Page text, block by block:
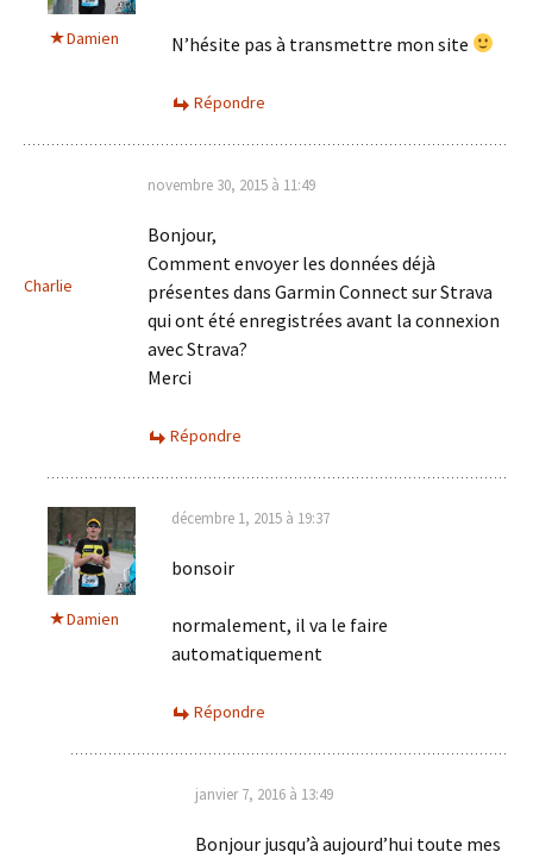
Damien N’hésite pas à transmettre mon site
Répondre
Charlie
novembre 30, 2015 à 11:49
Bonjour,
Comment envoyer les données déjà
présentes dans Garmin Connect sur Strava
qui ont été enregistrées avant la connexion
avec Strava?
Merci
Répondre
Damien
décembre 1, 2015 à 19:37
bonsoir
normalement, il va le faire
automatiquement
Répondre
janvier 7, 2016 à 13:49
Bonjour jusqu’à aujourd’hui toute mes